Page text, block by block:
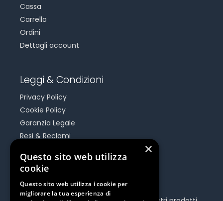
Cassa
Carrello
Ordini
Dettagli account
Leggi & Condizioni
Privacy Policy
Cookie Policy
Garanzia Legale
Resi & Reclami
Be Social
×
Questo sito web utilizza
cookie
Questo sito web utilizza i cookie per
migliorare la tua esperienza di